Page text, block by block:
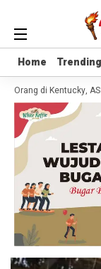
Home Trending
Home Trending
Orang di Kentucky,